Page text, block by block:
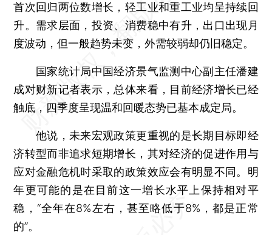
首次回归两位数增长，轻工业和重工业均呈持续回
升。需求层面，投资、消费稳中有升，出口出现月
度波动，但一般趋势未变，外需较弱却仍旧稳定。
国家统计局中国经济景气监测中心副主任潘建
成对财新记者表示，总体来看，目前经济增长已经
触底，四季度呈现温和回暖态势已基本成定局。
他说，未来宏观政策更重视的是长期目标即经
济转型而非追求短期增长，其对经济的促进作用与
应对金融危机时采取的政策效应会有明显不同。明
年更可能的是在目前这一增长水平上保持相对平
稳，“全年在8%左右，甚至略低于8%，都是正常
的”。